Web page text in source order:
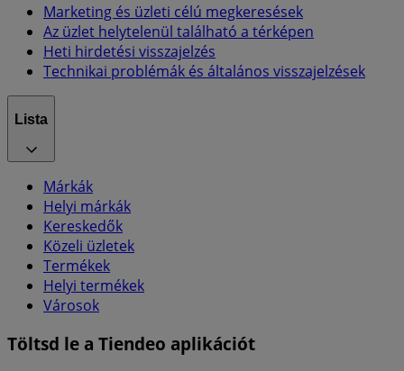
Marketing és üzleti célú megkeresések
Az üzlet helytelenül található a térképen
Heti hirdetési visszajelzés
Technikai problémák és általános visszajelzések
Lista
Márkák
Helyi márkák
Kereskedők
Közeli üzletek
Termékek
Helyi termékek
Városok
Töltsd le a Tiendeo aplikációt